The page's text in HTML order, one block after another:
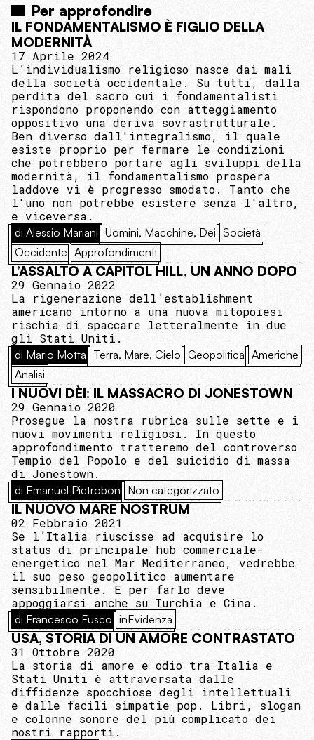
Per approfondire
IL FONDAMENTALISMO È FIGLIO DELLA
MODERNITÀ
17 Aprile 2024
L’individualismo religioso nasce dai mali
della società occidentale. Su tutti, dalla
perdita del sacro cui i fondamentalisti
rispondono proponendo con atteggiamento
oppositivo una deriva sovrastrutturale.
Ben diverso dall'integralismo, il quale
esiste proprio per fermare le condizioni
che potrebbero portare agli sviluppi della
modernità, il fondamentalismo prospera
laddove vi è progresso smodato. Tanto che
l'uno non potrebbe esistere senza l'altro,
e viceversa.
di Alessio Mariani Uomini, Macchine, Dèi Società
Occidente Approfondimenti
L’ASSALTO A CAPITOL HILL, UN ANNO DOPO
29 Gennaio 2022
La rigenerazione dell’establishment
americano intorno a una nuova mitopoiesi
rischia di spaccare letteralmente in due
gli Stati Uniti.
di Mario Motta Terra, Mare, Cielo Geopolitica Americhe
Analisi
I NUOVI DÈI: IL MASSACRO DI JONESTOWN
29 Gennaio 2020
Prosegue la nostra rubrica sulle sette e i
nuovi movimenti religiosi. In questo
approfondimento tratteremo del controverso
Tempio del Popolo e del suicidio di massa
di Jonestown.
di Emanuel Pietrobon Non categorizzato
IL NUOVO MARE NOSTRUM
02 Febbraio 2021
Se l’Italia riuscisse ad acquisire lo
status di principale hub commerciale-
energetico nel Mar Mediterraneo, vedrebbe
il suo peso geopolitico aumentare
sensibilmente. E per farlo deve
appoggiarsi anche su Turchia e Cina.
di Francesco Fusco inEvidenza
USA, STORIA DI UN AMORE CONTRASTATO
31 Ottobre 2020
La storia di amore e odio tra Italia e
Stati Uniti è attraversata dalle
diffidenze spocchiose degli intellettuali
e dalle facili simpatie pop. Libri, slogan
e colonne sonore del più complicato dei
nostri rapporti.